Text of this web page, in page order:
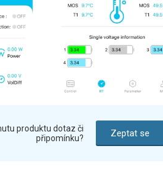
produktu dotaz či
připomínku?
Zeptat se